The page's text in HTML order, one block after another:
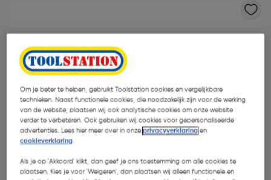
Om je beter te helpen, gebruikt Toolstation cookies en vergelijkbare
technieken. Naast functionele cookies, die noodzakelijk zijn voor de werking
van de website, plaatsen wij ook analytische cookies om onze website
verder te verbeteren. Ook gebruiken wij cookies voor gepersonaliseerde
advertenties. Lees hier meer over in onzeprivacyverklaring en
cookieverklaring.
Als je op 'Akkoord' klikt, dan geef je ons toestemming om alle cookies te
plaatsen. Kies je voor 'Weigeren', dan plaatsen wij alleen functionele en